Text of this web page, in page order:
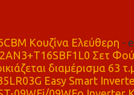
Κουζίνα Ελεύθερη -
Σετ
διαμέρισμα 63
Easy Smart